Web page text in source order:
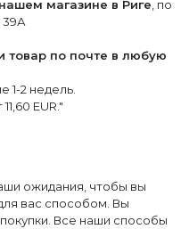
магазине в Риге , по
39А
по почте в любую
1-2 недель.
EUR."
ожидания, чтобы вы
вас способом. Вы
Все наши способы